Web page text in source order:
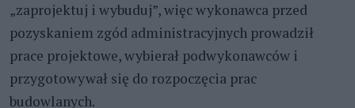
„zaprojektuj i wybuduj”, więc wykonawca przed
pozyskaniem zgód administracyjnych prowadził
prace projektowe, wybierał podwykonawców i
przygotowywał się do rozpoczęcia prac
budowlanych.